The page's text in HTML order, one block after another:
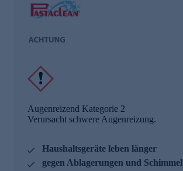
Augenreizend Kategorie 2
Verursacht schwere Augenreizung.
Haushaltsgeräte leben länger
gegen Ablagerungen und Schimmel